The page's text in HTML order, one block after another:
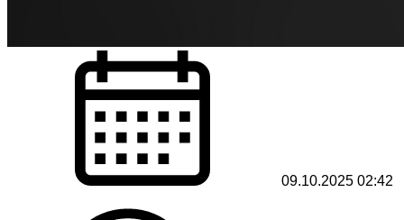
09.10.2025 02:42